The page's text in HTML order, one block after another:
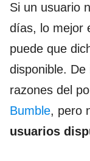
Si un usuario
días, lo mejor
puede que
disponible.
razones del
Bumble, pero
usuarios